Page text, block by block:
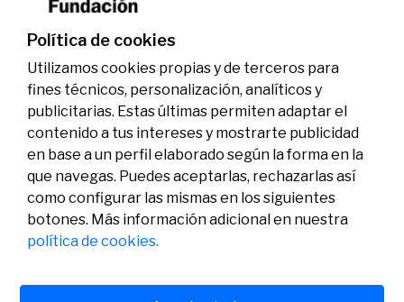
genoma y la energía limpia
07/07/2026 Premios
Legal
Aviso legal
Política de privacidad
Actividad
Convocatorias
Premios
Social
Política de cookies
Utilizamos cookies propias y de terceros para
fines técnicos, personalización, analíticos y
publicitarias. Estas últimas permiten adaptar el
contenido a tus intereses y mostrarte publicidad
en base a un perfil elaborado según la forma en la
que navegas. Puedes aceptarlas, rechazarlas así
como configurar las mismas en los siguientes
botones. Más información adicional en nuestra
política de cookies.